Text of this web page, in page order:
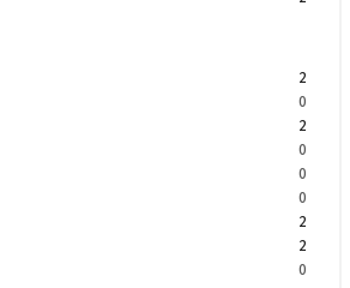
2
0
2
0
0
0
2
2
0